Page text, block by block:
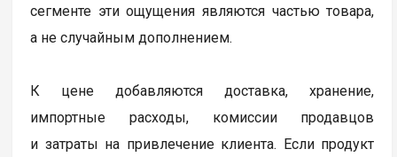
сегменте эти ощущения являются частью товара,
а не случайным дополнением.
К цене добавляются доставка, хранение,
импортные расходы, комиссии продавцов
и затраты на привлечение клиента. Если продукт